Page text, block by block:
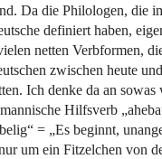
Da die Philologen, die
definiert haben,
netten Verbformen,
zwischen heute
Ich denke da an sowas
Hilfsverb
= „Es beginnt,
um ein Fitzelchen von